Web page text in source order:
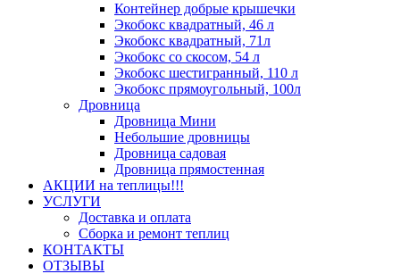
Контейнер добрые крышечки
Экобокс квадратный, 46 л
Экобокс квадратный, 71л
Экобокс со скосом, 54 л
Экобокс шестигранный, 110 л
Экобокс прямоугольный, 100л
Дровница
Дровница Мини
Небольшие дровницы
Дровница садовая
Дровница прямостенная
АКЦИИ на теплицы!!!
УСЛУГИ
Доставка и оплата
Сборка и ремонт теплиц
КОНТАКТЫ
ОТЗЫВЫ